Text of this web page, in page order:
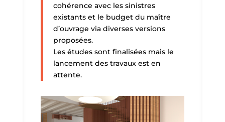
cohérence avec les sinistres
existants et le budget du maître
d’ouvrage via diverses versions
proposées.
Les études sont finalisées mais le
lancement des travaux est en
attente.